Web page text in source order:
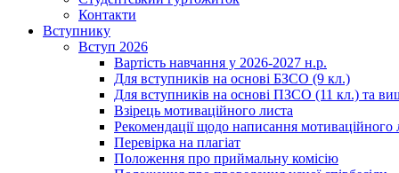
Контакти
Вступнику
Вступ 2026
Вартість навчання у 2026-2027 н.р.
Для вступників на основі БЗСО (9 кл.)
Для вступників на основі ПЗСО (11 кл.) та
Взірець мотиваційного листа
Рекомендації щодо написання мотиваційного
Перевірка на плагіат
Положення про приймальну комісію